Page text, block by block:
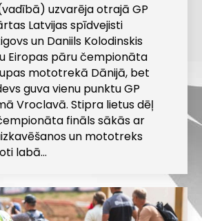
uzvarēja otrajā GP
Latvijas spīdvejisti
un Daniils Kolodinskis
Eiropas pāru čempionāta
mototrekā Dānijā, bet
guva vienu punktu GP
Vroclavā. Stipra lietus dēļ
fināls sākās ar
un mototreks
labā…